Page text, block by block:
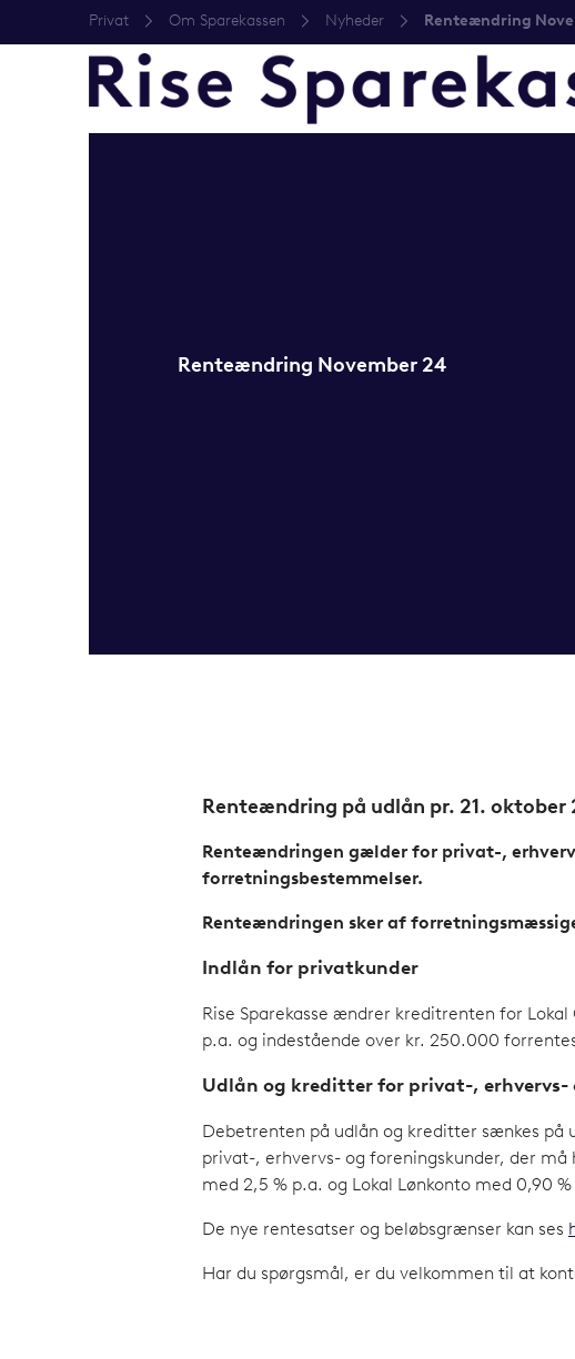
Privat Om Sparekassen Nyheder Renteændring
Renteændring November 24
Renteændring på udlån pr. 21. oktober
Renteændringen gælder for privat-,
forretningsbestemmelser.
Renteændringen sker af
Indlån for privatkunder
Rise Sparekasse ændrer kreditrenten for
p.a. og indestående over kr. 250.000
Udlån og kreditter for privat-, erhvervs-
Debetrenten på udlån og kreditter sænkes
privat-, erhvervs- og foreningskunder, der
med 2,5 % p.a. og Lokal Lønkonto med 0,90
De nye rentesatser og beløbsgrænser kan ses
Har du spørgsmål, er du velkommen til at